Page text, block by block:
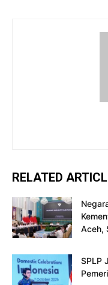
RELATED
Aceh,
SPLP